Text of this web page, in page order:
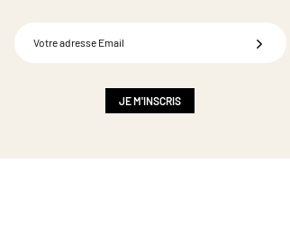
JE M'INSCRIS